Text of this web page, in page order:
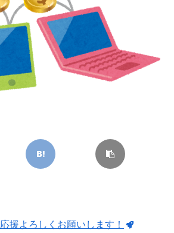
応援よろしくお願いします！